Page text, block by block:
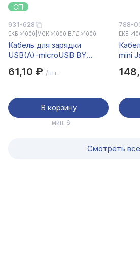
СП
931-628
ЕКБ >1000 МСК >1000 ВЛД >1000
Кабель для зарядки
USB(A)-microUSB BY
силикон, чёрный
61,10 ₽ /шт.
В корзину
мин. 6
788-
ЕКБ
mini
Смотреть все